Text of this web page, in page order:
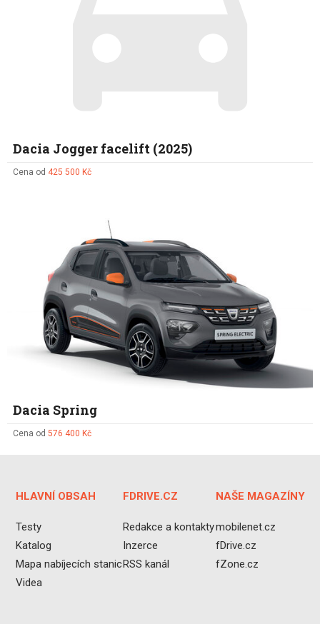
Dacia Jogger facelift (2025)
Cena od 425 500 Kč
Dacia Spring
Cena od 576 400 Kč
HLAVNÍ OBSAH
Testy
Katalog
Mapa nabíjecích stanic
Videa
FDRIVE.CZ
Redakce a kontakty
Inzerce
RSS kanál
NAŠE MAGAZÍNY
mobilenet.cz
fDrive.cz
fZone.cz